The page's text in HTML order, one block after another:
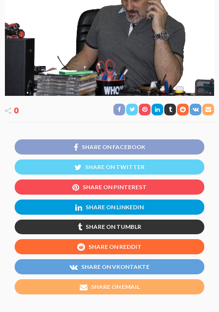
0
SHARE ON FACEBOOK
SHARE ON TWITTER
SHARE ON PINTEREST
SHARE ON LINKEDIN
SHARE ON TUMBLR
SHARE ON REDDIT
SHARE ON VKONTAKTE
SHARE ON EMAIL